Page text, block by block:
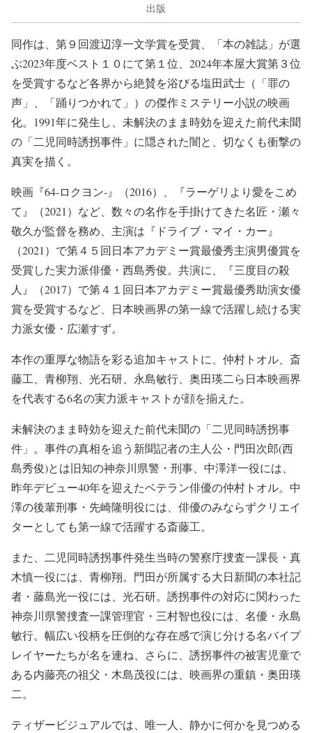
出版
同作は、第９回渡辺淳一文学賞を受賞、「本の雑誌」が選
ぶ2023年度ベスト１０にて第１位、2024年本屋大賞第３位
を受賞するなど各界から絶賛を浴びる塩田武士（「罪の
声」、「踊りつかれて」）の傑作ミステリー小説の映画
化。1991年に発生し、未解決のまま時効を迎えた前代未聞
の「二児同時誘拐事件」に隠された闇と、切なくも衝撃の
真実を描く。
映画『64‐ロクヨン‐』（2016）、『ラーゲリより愛をこめ
て』（2021）など、数々の名作を手掛けてきた名匠・瀬々
敬久が監督を務め、主演は『ドライブ・マイ・カー』
（2021）で第４５回日本アカデミー賞最優秀主演男優賞を
受賞した実力派俳優・西島秀俊。共演に、『三度目の殺
人』（2017）で第４１回日本アカデミー賞最優秀助演女優
賞を受賞するなど、日本映画界の第一線で活躍し続ける実
力派女優・広瀬すず。
本作の重厚な物語を彩る追加キャストに、仲村トオル、斎
藤工、青柳翔、光石研、永島敏行、奥田瑛二ら日本映画界
を代表する6名の実力派キャストが顔を揃えた。
未解決のまま時効を迎えた前代未聞の「二児同時誘拐事
件」。事件の真相を追う新聞記者の主人公・門田次郎(西
島秀俊)とは旧知の神奈川県警・刑事、中澤洋一役には、
昨年デビュー40年を迎えたベテラン俳優の仲村トオル。中
澤の後輩刑事・先崎隆明役には、俳優のみならずクリエイ
ターとしても第一線で活躍する斎藤工。
また、二児同時誘拐事件発生当時の警察庁捜査一課長・真
木慎一役には、青柳翔。門田が所属する大日新聞の本社記
者・藤島光一役には、光石研。誘拐事件の対応に関わった
神奈川県警捜査一課管理官・三村智也役には、名優・永島
敏行。幅広い役柄を圧倒的な存在感で演じ分ける名バイプ
レイヤーたちが名を連ね、さらに、誘拐事件の被害児童で
ある内藤亮の祖父・木島茂役には、映画界の重鎮・奥田瑛
二。
ティザービジュアルでは、唯一人、静かに何かを見つめる